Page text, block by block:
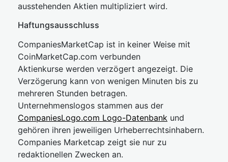
ausstehenden Aktien multipliziert wird.
Haftungsausschluss
CompaniesMarketCap ist in keiner Weise mit
CoinMarketCap.com verbunden
Aktienkurse werden verzögert angezeigt. Die
Verzögerung kann von wenigen Minuten bis zu
mehreren Stunden betragen.
Unternehmenslogos stammen aus der
CompaniesLogo.com Logo-Datenbank und
gehören ihren jeweiligen Urheberrechtsinhabern.
Companies Marketcap zeigt sie nur zu
redaktionellen Zwecken an.